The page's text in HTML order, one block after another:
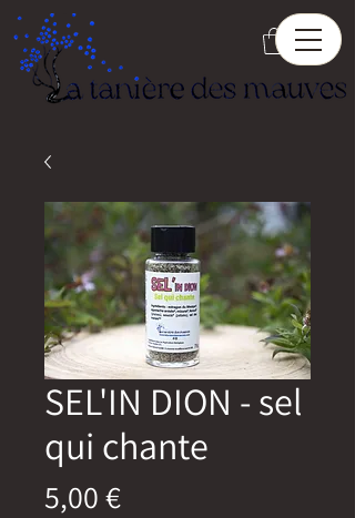
SEL'IN DION - sel
qui chante
5,00 €Prix